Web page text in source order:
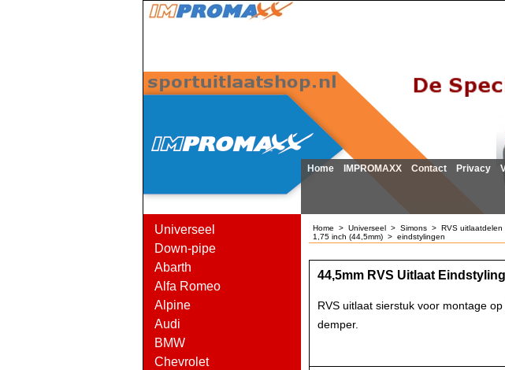
Home IMPROMAXX Contact Privacy
Universeel
Down-pipe
Abarth
Alfa Romeo
Alpine
Audi
BMW
Chevrolet
Home > Universeel > Simons > RVS uitlaatdelen
1,75 inch (44,5mm) > eindstylingen
44,5mm RVS Uitlaat
RVS uitlaat sierstuk voor montage
demper.